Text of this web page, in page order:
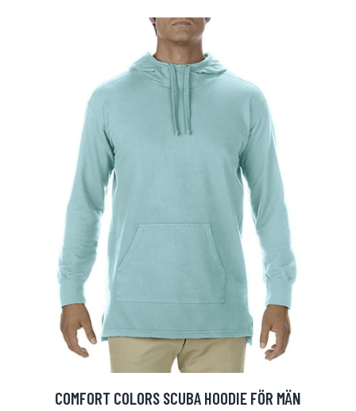
COMFORT COLORS SCUBA HOODIE FÖR MÄN